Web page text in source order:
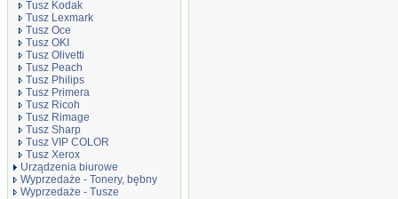
Tusz Kodak
Tusz Lexmark
Tusz Oce
Tusz OKI
Tusz Olivetti
Tusz Peach
Tusz Philips
Tusz Primera
Tusz Ricoh
Tusz Rimage
Tusz Sharp
Tusz VIP COLOR
Tusz Xerox
Urządzenia biurowe
Wyprzedaże - Tonery, bębny
Wyprzedaże - Tusze